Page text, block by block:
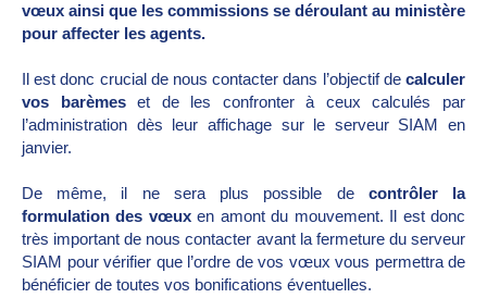
vœux ainsi que les commissions se déroulant au ministère
pour affecter les agents.
Il est donc crucial de nous contacter dans l’objectif de calculer
vos barèmeset de les confronter à ceux calculés par
l’administration dès leur affichage sur le serveur SIAM en
janvier.
De même, il ne sera plus possible de contrôler la
formulation des vœuxen amont du mouvement. Il est donc
très important de nous contacter avant la fermeture du serveur
SIAM pour vérifier que l’ordre de vos vœux vous permettra de
bénéficier de toutes vos bonifications éventuelles.